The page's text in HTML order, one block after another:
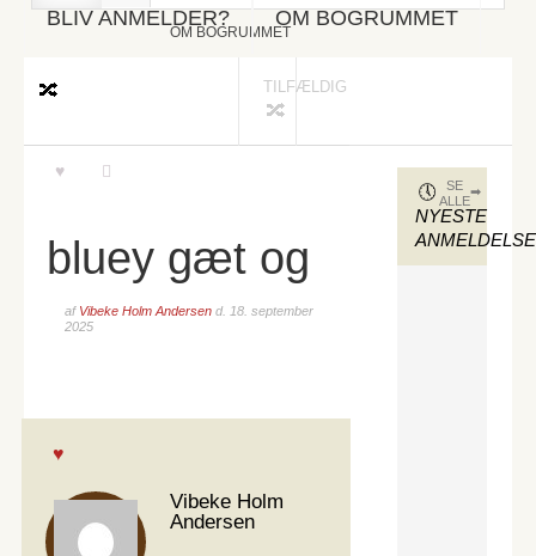
BLIV ANMELDER? OM BOGRUMMET
OM BOGRUMMET
TILFÆLDIG
bluey gæt og
af Vibeke Holm Andersen d. 18. september
2025
Vibeke Holm
Andersen
NYESTE
SE
ALLE